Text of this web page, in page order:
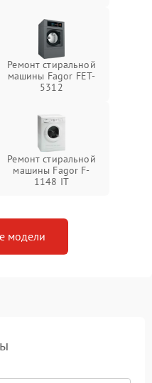
Ремонт стиральной
машины Fagor FET-
5312
Ремонт стиральной
машины Fagor F-
1148 IT
модели